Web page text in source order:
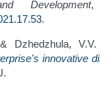
Development,
.
Dzhedzhula,
innovative